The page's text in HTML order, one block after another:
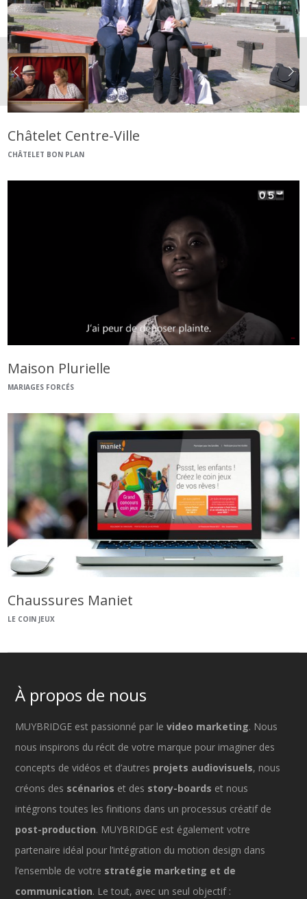
Châtelet Centre-Ville
CHÂTELET BON PLAN
Maison Plurielle
MARIAGES FORCÉS
Chaussures Maniet
LE COIN JEUX
À propos de nous
MUYBRIDGE est passionné par levideo marketing. Nous
nous inspirons du récit de votre marque pour imaginer des
concepts de vidéos et d’autres projets audiovisuels, nous
créons des scénarios et des story-boards et nous
intégrons toutes les finitions dans un processus créatif de
post-production. MUYBRIDGE est également votre
partenaire idéal pour l’intégration du motion design dans
l’ensemble de votre stratégie marketing et de
communication. Le tout, avec un seul objectif :